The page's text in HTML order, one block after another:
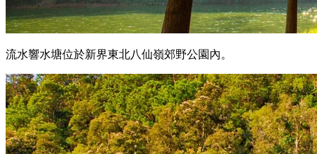
流水響水塘位於新界東北八仙嶺郊野公園內。